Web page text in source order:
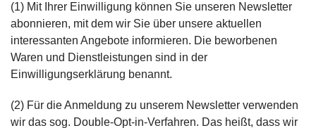
(1) Mit Ihrer Einwilligung können Sie unseren Newsletter
abonnieren, mit dem wir Sie über unsere aktuellen
interessanten Angebote informieren. Die beworbenen
Waren und Dienstleistungen sind in der
Einwilligungserklärung benannt.
(2) Für die Anmeldung zu unserem Newsletter verwenden
wir das sog. Double-Opt-in-Verfahren. Das heißt, dass wir